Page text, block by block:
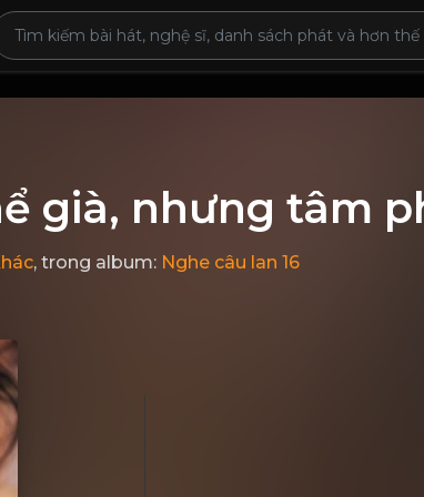
già, nhưng tâm
, trong album: Nghe câu lan 16